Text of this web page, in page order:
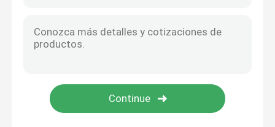
Reagentes de síntese de oligo
Sistema de entrega